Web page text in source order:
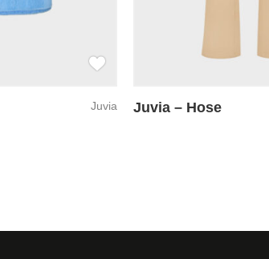
Juvia Juvia – Hose